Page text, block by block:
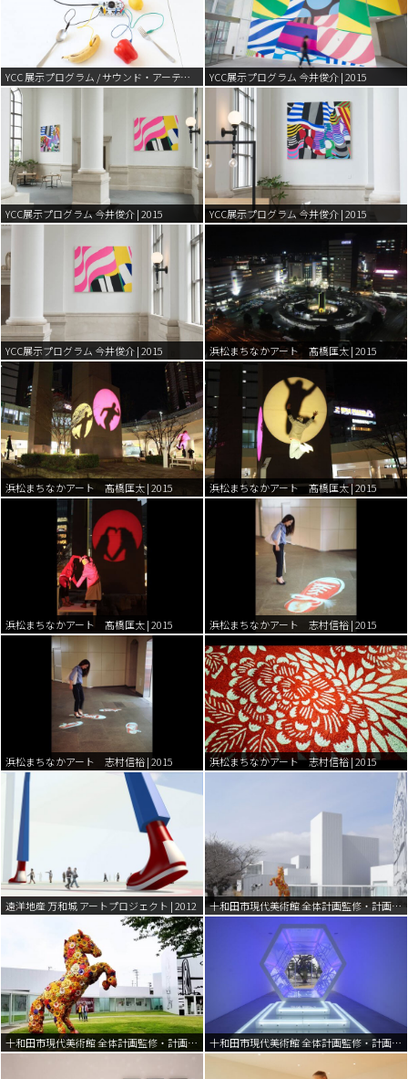
YCC 展示プログラム / サウンド・アーティスト “スズキユウリ” | 2016 YCC展示プログラム 今井俊介 | 2015
YCC展示プログラム 今井俊介 | 2015 YCC展示プログラム 今井俊介 | 2015
YCC展示プログラム 今井俊介 | 2015 浜松まちなかアート 髙橋匡太 | 2015
浜松まちなかアート 髙橋匡太 | 2015 浜松まちなかアート 髙橋匡太 | 2015
浜松まちなかアート 髙橋匡太 | 2015 浜松まちなかアート 志村信裕 | 2015
浜松まちなかアート 志村信裕 | 2015 浜松まちなかアート 志村信裕 | 2015
遠洋地産 万和城 アートプロジェクト | 2012 十和田市現代美術館 全体計画監修・計画策定 | 2002-2008
十和田市現代美術館 全体計画監修・計画策定 | 2002-2008 十和田市現代美術館 全体計画監修・計画策定 | 2002-2008